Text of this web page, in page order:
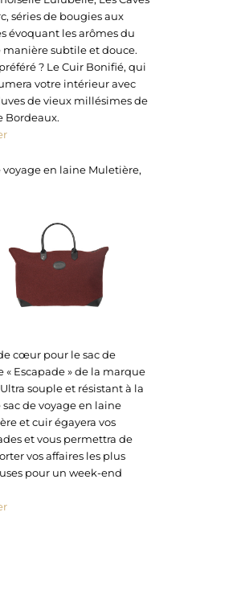
séries de bougies aux
évoquant les arômes du
manière subtile et douce.
? Le Cuir Bonifié, qui
votre intérieur avec
de vieux millésimes de
Bordeaux.
voyage en laine Muletière,
cœur pour le sac de
« Escapade » de la marque
souple et résistant à la
sac de voyage en laine
et cuir égayera vos
et vous permettra de
vos affaires les plus
pour un week-end